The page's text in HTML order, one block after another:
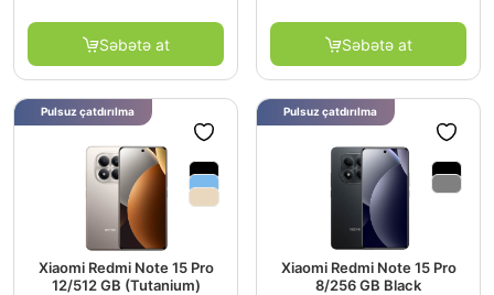
Səbətə at Səbətə at
Xiaomi Redmi Note 15 Pro
12/512 GB (Tutanium)
Pulsuz çatdırılma
Xiaomi Redmi Note 15 Pro
8/256 GB Black
Pulsuz çatdırılma